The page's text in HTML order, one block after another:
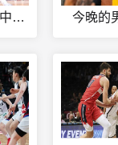
AC米兰签下切尔西中场奇克 今晚的